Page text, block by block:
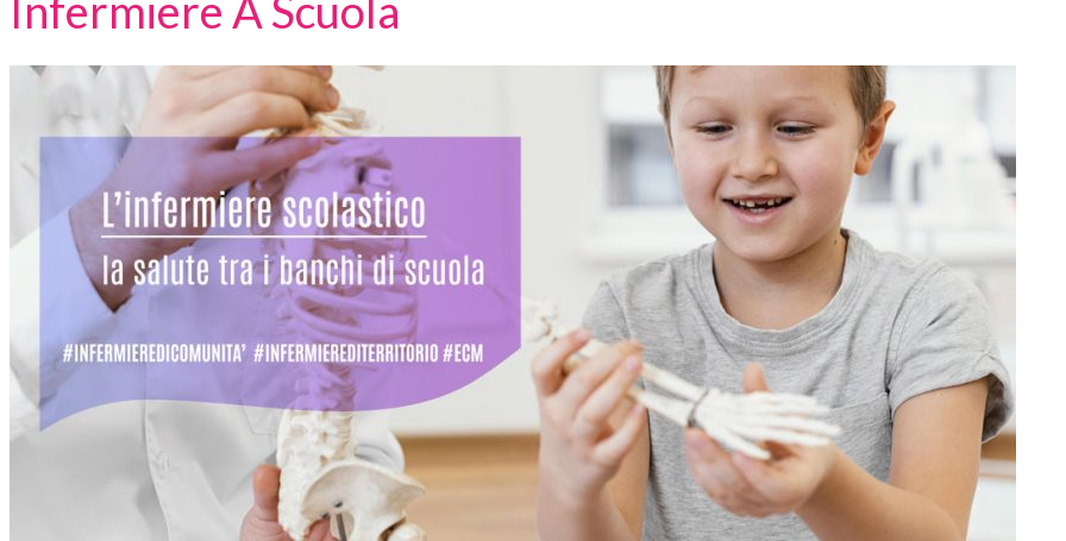
Infermiere A Scuola